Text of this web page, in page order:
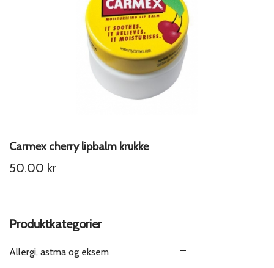
Carmex cherry lipbalm krukke
50.00 kr
Produktkategorier
Allergi, astma og eksem